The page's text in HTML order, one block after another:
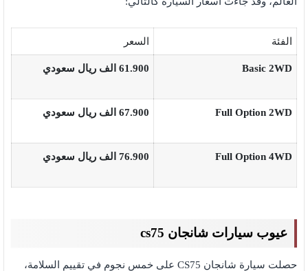
الفئة السعر
Basic 2WD
61.900 الف ريال سعودي
Full Option 2WD
67.900 الف ريال سعودي
Full Option 4WD
76.900 الف ريال سعودي
عيوب سيارات شانجان cs75
حصلت سيارة شانجان CS75 على خمس نجوم في تقييم السلامة،